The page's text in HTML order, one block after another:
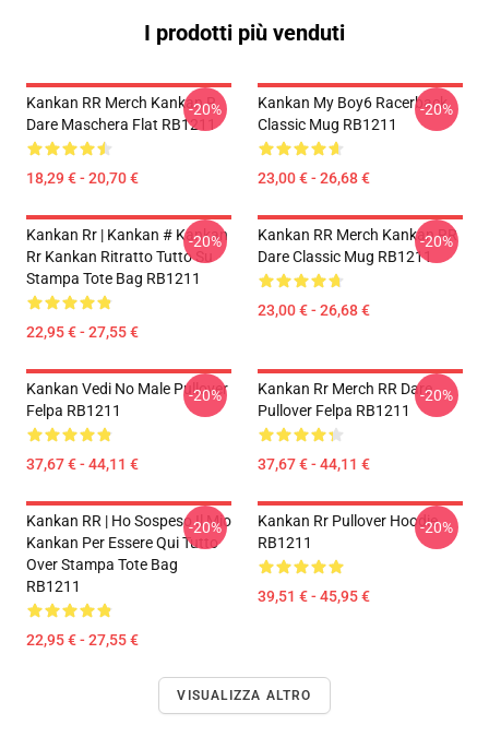
I prodotti più venduti
Kankan RR Merch Kankan R
Dare Maschera Flat RB1211
18,29 € - 20,70 €
-20%
Kankan My Boy6 Racerback
Classic Mug RB1211
23,00 € - 26,68 €
-20%
Kankan Rr | Kankan # Kankan
Rr Kankan Ritratto Tutto Su
Stampa Tote Bag RB1211
22,95 € - 27,55 €
-20%
Kankan RR Merch Kankan RR
Dare Classic Mug RB1211
23,00 € - 26,68 €
-20%
Kankan Vedi No Male Pullover
Felpa RB1211
37,67 € - 44,11 €
-20%
Kankan Rr Merch RR Dare
Pullover Felpa RB1211
37,67 € - 44,11 €
-20%
Kankan RR | Ho Sospeso Il Mio
Kankan Per Essere Qui Tutto
Over Stampa Tote Bag
RB1211
22,95 € - 27,55 €
-20%
Kankan Rr Pullover Hoodie
RB1211
39,51 € - 45,95 €
-20%
VISUALIZZA ALTRO